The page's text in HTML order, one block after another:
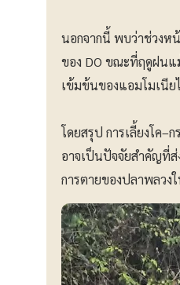
นอกจากนี้ พบว่าช่วงห
ของ DO ขณะที่ฤดูฝนแ
เข้มข้นของแอมโมเนีย
โดยสรุป การเลี้ยงโค
อาจเป็นปัจจัยสำคัญที่ส่
การตายของปลาพลวง